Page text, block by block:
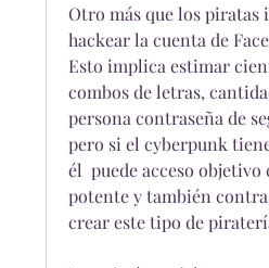
Otro más que los
hackear la cuenta de
Esto implica estimar
combos de letras,
persona contraseña de
pero si el cyberpunk
él  puede acceso
potente y también
crear este tipo de